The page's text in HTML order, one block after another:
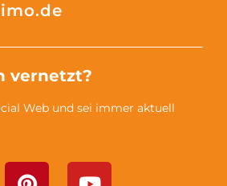
vernetzt?
Web und sei immer aktuell